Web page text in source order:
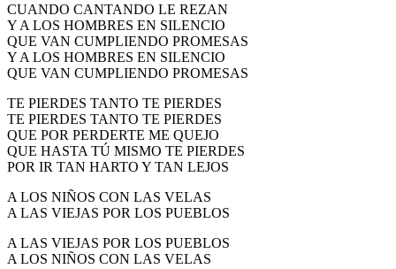
CUANDO CANTANDO LE REZAN
Y A LOS HOMBRES EN SILENCIO
QUE VAN CUMPLIENDO PROMESAS
Y A LOS HOMBRES EN SILENCIO
QUE VAN CUMPLIENDO PROMESAS
TE PIERDES TANTO TE PIERDES
TE PIERDES TANTO TE PIERDES
QUE POR PERDERTE ME QUEJO
QUE HASTA TÚ MISMO TE PIERDES
POR IR TAN HARTO Y TAN LEJOS
A LOS NIÑOS CON LAS VELAS
A LAS VIEJAS POR LOS PUEBLOS
A LAS VIEJAS POR LOS PUEBLOS
A LOS NIÑOS CON LAS VELAS